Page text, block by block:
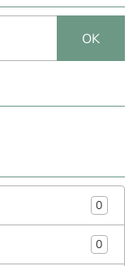
OK
0
0